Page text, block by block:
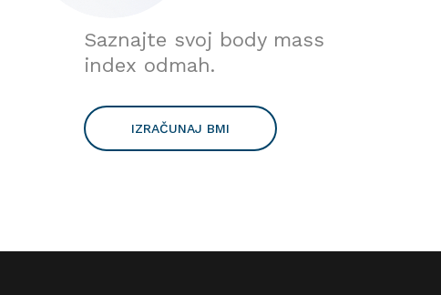
Saznajte svoj body mass
index odmah.
IZRAČUNAJ BMI